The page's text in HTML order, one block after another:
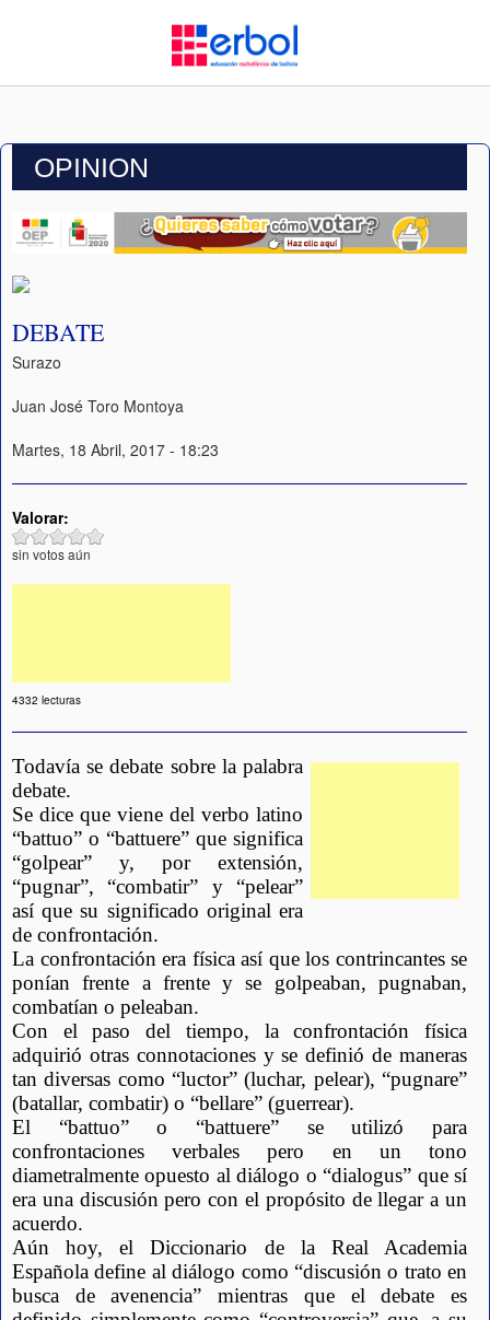
OPINION
DEBATE
Surazo
Juan José Toro Montoya
Martes, 18 Abril, 2017 - 18:23
Valorar:
sin votos aún
4332 lecturas
Todavía se debate sobre la palabra
debate.
Se dice que viene del verbo latino
“battuo” o “battuere” que significa
“golpear” y, por extensión,
“pugnar”, “combatir” y “pelear”
así que su significado original era
de confrontación.
La confrontación era física así que los contrincantes se
ponían frente a frente y se golpeaban, pugnaban,
combatían o peleaban.
Con el paso del tiempo, la confrontación física
adquirió otras connotaciones y se definió de maneras
tan diversas como “luctor” (luchar, pelear), “pugnare”
(batallar, combatir) o “bellare” (guerrear).
El “battuo” o “battuere” se utilizó para
confrontaciones verbales pero en un tono
diametralmente opuesto al diálogo o “dialogus” que sí
era una discusión pero con el propósito de llegar a un
acuerdo.
Aún hoy, el Diccionario de la Real Academia
Española define al diálogo como “discusión o trato en
busca de avenencia” mientras que el debate es